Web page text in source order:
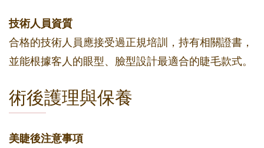
技術人員資質
合格的技術人員應接受過正規培訓，持有相關證書，
並能根據客人的眼型、臉型設計最適合的睫毛款式。
術後護理與保養
美睫後注意事項